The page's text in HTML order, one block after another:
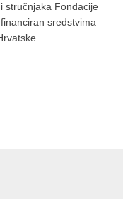
stručnjaka Fondacije
sredstvima